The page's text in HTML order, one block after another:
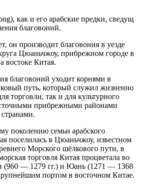
как и его арабские предки, сведущ
благовоний.
он производит благовония в уезде
Цюаньчжоу, прибрежном городе в
востоке Китая.
благовоний уходит корнями в
путь, который служил жизненно
торговли, так и для культурного
прибрежными районами
поколению семьи арабского
поселилась в Цюаньчжоу, известном
Морского шёлкового пути, в
торговля Китая процветала во
(960 — 1279 гг.) и Юань (1271 — 1368
портом в восточном Китае.